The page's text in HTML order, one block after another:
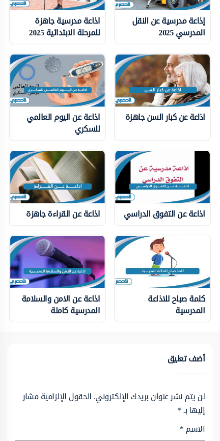
إذاعة مدرسية عن النقل
المدرسي 2025
اذاعة مدرسية جاهزة
للمرحلة الابتدائية 2025
اذاعة عن كبار السن جاهزة اذاعة عن اليوم العالمي
للسكري
اذاعة عن التفوق الدراسي اذاعة عن القراءة جاهزة
كلمة صباح للاذاعة
المدرسية
اذاعة عن الامن والسلامة
المدرسية كاملة
أضف تعليق
لن يتم نشر عنوان بريدك الإلكتروني. الحقول الإلزامية مشار
إليها بـ*
الاسم*